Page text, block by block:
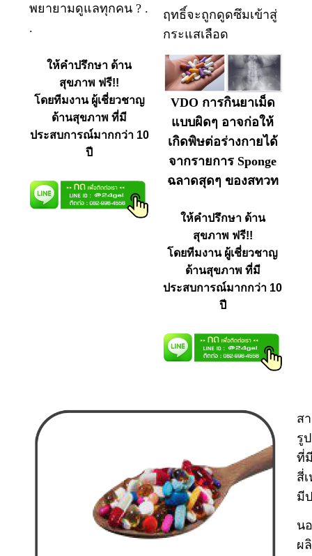
พยายามดูแลทุกคน ? .
.
ให้คำปรึกษา ด้าน
สุขภาพ ฟรี!!
โดยทีมงาน ผู้เชี่ยวชาญ
ด้านสุขภาพ ที่มี
ประสบการณ์มากกว่า 10
ปี
ฤทธิ์จะถูกดูดซึมเข้าสู่
กระแสเลือด
VDO การกินยาเม็ด
แบบผิดๆ อาจก่อให้
เกิดพิษต่อร่างกายได้
จากรายการ Sponge
ฉลาดสุดๆ ของสทวท
ให้คำปรึกษา ด้าน
สุขภาพ ฟรี!!
โดยทีมงาน ผู้เชี่ยวชาญ
ด้านสุขภาพ ที่มี
ประสบการณ์มากกว่า 10
ปี
ส
รู
ที่
สี่
มี
น
ผ